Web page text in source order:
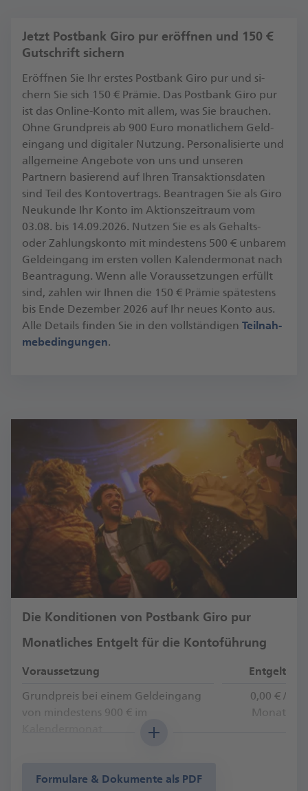
Jetzt Postbank Giro pur eröffnen und 150 €
Gutschrift sichern
Er­öff­nen Sie Ihr ers­tes Postbank Giro pur und si­
chern Sie sich 150 € Prä­mie. Das Postbank Giro pur
ist das Online-​Konto mit allem, was Sie brau­chen.
Ohne Grund­preis ab 900 Euro mo­nat­li­chem Geld­
ein­gang und di­gi­ta­ler Nut­zung. Personalisierte und
allgemeine Angebote von uns und unseren
Partnern basierend auf Ihren Transaktionsdaten
sind Teil des Kontovertrags. Be­an­tra­gen Sie als Giro
Neu­kun­de Ihr Konto im Ak­ti­ons­zeit­raum vom
03.08. bis 14.09.2026. Nut­zen Sie es als Gehalts-​
oder Zah­lungs­kon­to mit min­des­tens 500 € un­ba­rem
Geld­ein­gang im ers­ten vol­len Ka­len­der­mo­nat nach
Be­an­tra­gung. Wenn alle Vor­aus­set­zun­gen er­füllt
sind, zah­len wir Ihnen die 150 € Prä­mie spä­tes­tens
bis Ende De­zem­ber 2026 auf Ihr neues Konto aus.
Alle De­tails fin­den Sie in den voll­stän­di­gen Teil­nah­
me­be­din­gun­gen.
Die Konditionen von Postbank Giro pur
Monatliches Entgelt für die Kontoführung
Voraussetzung
Entgelt
Grundpreis bei einem Geldeingang
von mindestens 900 € im
0,00 € /
Monat
Formulare & Dokumente als PDF